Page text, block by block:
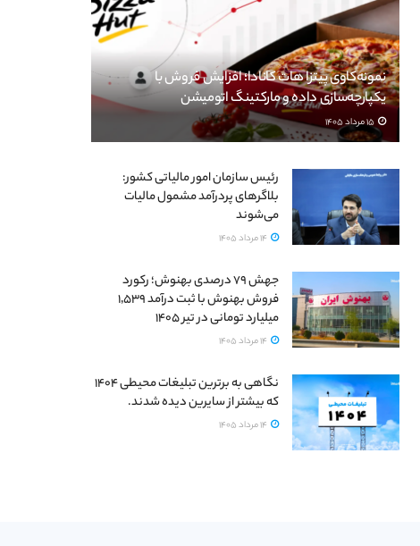
نمونه‌کاوی پیتزا هات کانادا؛ افزایش فروش با
یکپارچه‌سازی داده و مارکتینگ اتومیشن
رئیس سازمان امور مالیاتی کشور:
بلاگرهای پردرآمد مشمول مالیات
می‌شوند
جهش ۷۹ درصدی بهنوش؛ رکورد
فروش بهنوش با ثبت درآمد ۱٬۵۳۹
میلیارد تومانی در تیر ۱۴۰۵
نگاهی به برترین تبلیغات محیطی ۱۴۰۴
که بیشتر از سایرین دیده شدند.